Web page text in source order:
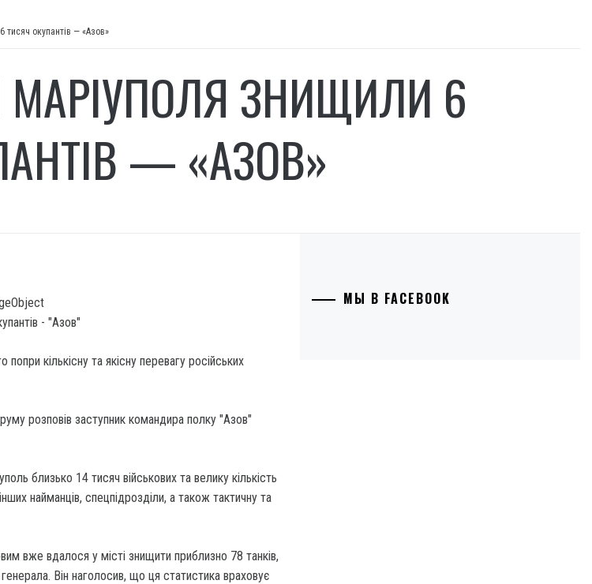
окупантів — «Азов»
ЗНИЩИЛИ 6
— «АЗОВ»
попри кількісну та якісну перевагу російських
розповів заступник командира полку "Азов"
близько 14 тисяч військових та велику кількість
найманців, спецпідрозділи, а також тактичну та
вже вдалося у місті знищити приблизно 78 танків,
Він наголосив, що ця статистика враховує
МЫ В FACEBOOK